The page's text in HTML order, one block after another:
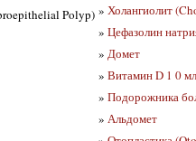
Polyp) » Холангиолит
» Цефазолин
» Домет
» Витамин D 1 0
» Подорожника
» Альдомет